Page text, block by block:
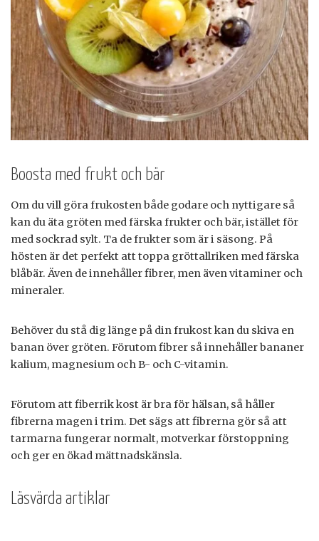
Boosta med frukt och bär
Om du vill göra frukosten både godare och nyttigare så
kan du äta gröten med färska frukter och bär, istället för
med sockrad sylt. Ta de frukter som är i säsong. På
hösten är det perfekt att toppa gröttallriken med färska
blåbär. Även de innehåller fibrer, men även vitaminer och
mineraler.
Behöver du stå dig länge på din frukost kan du skiva en
banan över gröten. Förutom fibrer så innehåller bananer
kalium, magnesium och B- och C-vitamin.
Förutom att fiberrik kost är bra för hälsan, så håller
fibrerna magen i trim. Det sägs att fibrerna gör så att
tarmarna fungerar normalt, motverkar förstoppning
och ger en ökad mättnadskänsla.
Läsvärda artiklar